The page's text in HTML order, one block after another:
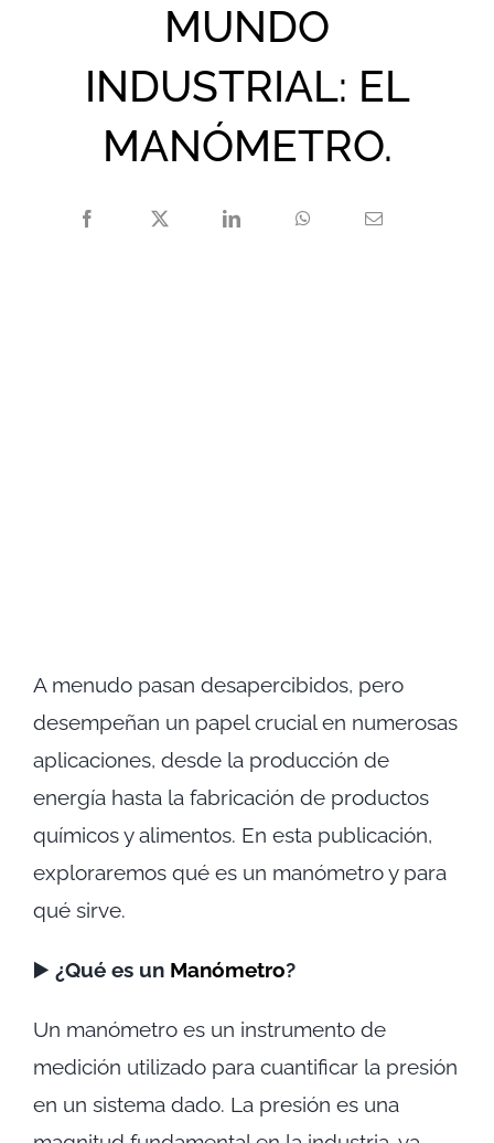
MUNDO
INDUSTRIAL: EL
MANÓMETRO.
A menudo pasan desapercibidos, pero
desempeñan un papel crucial en numerosas
aplicaciones, desde la producción de
energía hasta la fabricación de productos
químicos y alimentos. En esta publicación,
exploraremos qué es un manómetro y para
qué sirve.
▶️ ¿Qué es un Manómetro?
Un manómetro es un instrumento de
medición utilizado para cuantificar la presión
en un sistema dado. La presión es una